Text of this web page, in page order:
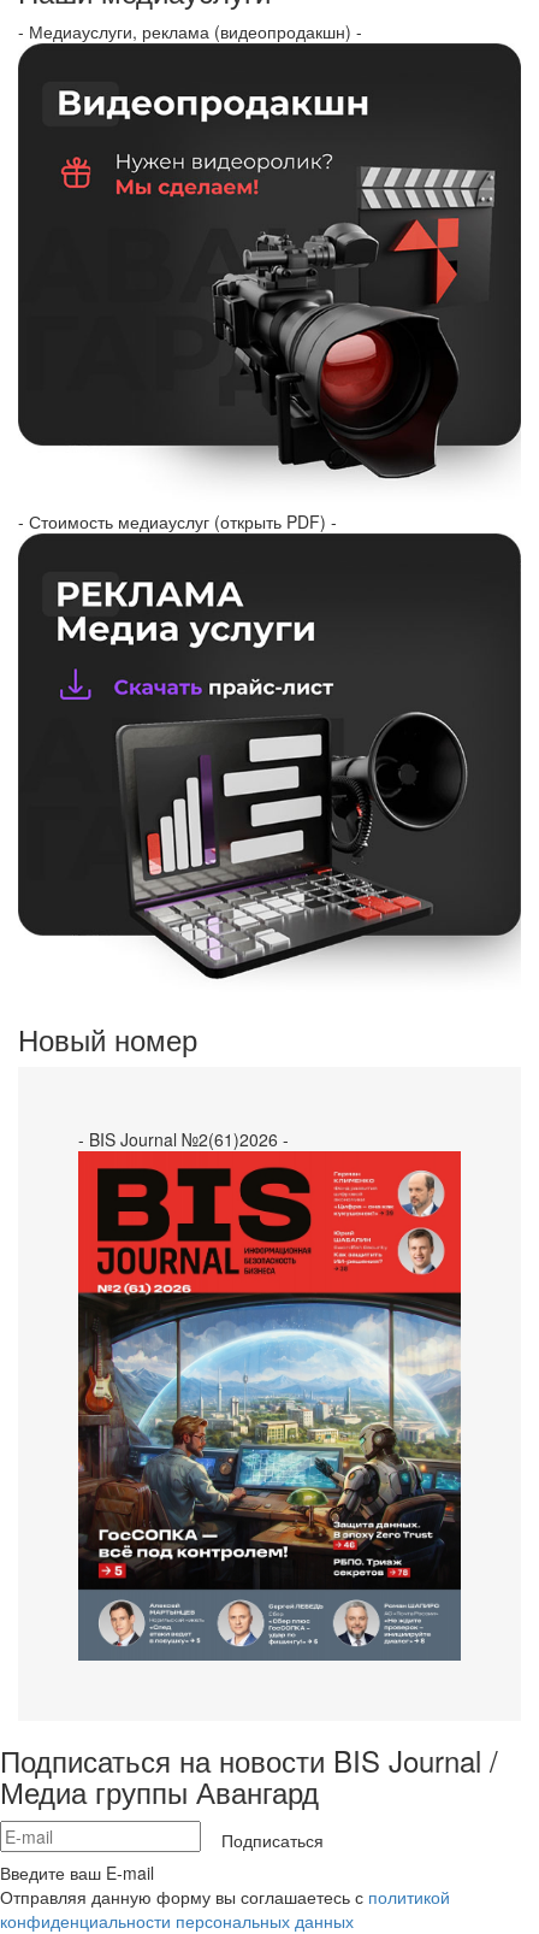
- Медиауслуги, реклама (видеопродакшн) -
- Стоимость медиауслуг (открыть PDF) -
Новый номер
- BIS Journal №2(61)2026 -
Подписаться на новости BIS Journal /
Медиа группы Авангард
Подписаться
Введите ваш E-mail
Отправляя данную форму вы соглашаетесь с политикой
конфиденциальности персональных данных